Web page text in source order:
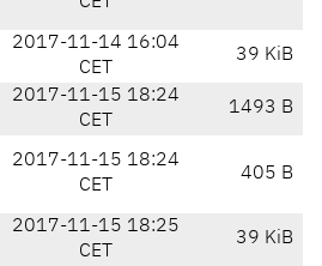
2017-11-14 16:04
CET
39 KiB
2017-11-15 18:24
CET
1493 B
2017-11-15 18:24
CET
405 B
2017-11-15 18:25
CET
39 KiB